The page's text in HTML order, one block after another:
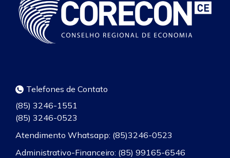
Telefones de Contato
(85) 3246-1551
(85) 3246-0523
Atendimento Whatsapp: (85)3246-0523
Administrativo-Financeiro: (85) 99165-6546